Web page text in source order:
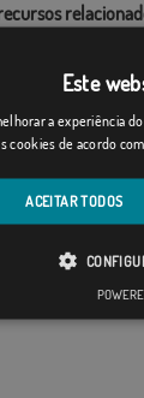
da empresa.
produção, pode
finais e tons de
Este
a experiência
cookies de acordo
ACEITAR TODOS